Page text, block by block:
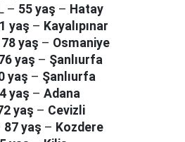
– 55 yaş – Hatay
yaş – Kayalıpınar
78 yaş – Osmaniye
yaş – Şanlıurfa
yaş – Şanlıurfa
yaş – Adana
yaş – Cevizli
87 yaş – Kozdere